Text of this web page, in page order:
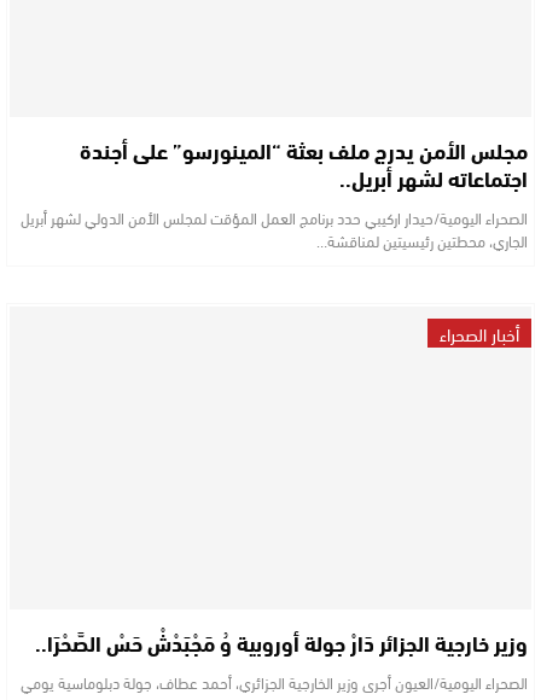
مجلس الأمن يدرج ملف بعثة “المينورسو” على أجندة
اجتماعاته لشهر أبريل..
الصحراء اليومية/حيدار اركيبي حدد برنامج العمل المؤقت لمجلس الأمن الدولي لشهر أبريل
الجاري، محطتين رئيسيتين لمناقشة…
أخبار الصحراء
وزير خارجية الجزائر دَارْ جولة أوروبية وُ مَجْبَدْشْ حَسْ الصَّحْرَا..
الصحراء اليومية/العيون أجرى وزير الخارجية الجزائري، أحمد عطاف، جولة دبلوماسية يومي